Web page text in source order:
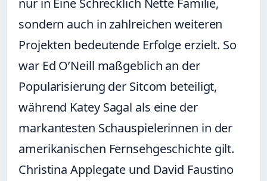
nur in Eine Schrecklich Nette Familie,
sondern auch in zahlreichen weiteren
Projekten bedeutende Erfolge erzielt. So
war Ed O’Neill maßgeblich an der
Popularisierung der Sitcom beteiligt,
während Katey Sagal als eine der
markantesten Schauspielerinnen in der
amerikanischen Fernsehgeschichte gilt.
Christina Applegate und David Faustino